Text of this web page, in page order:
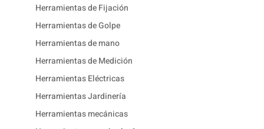
Herramientas de Fijación
Herramientas de Golpe
Herramientas de mano
Herramientas de Medición
Herramientas Eléctricas
Herramientas Jardinería
Herramientas mecánicas